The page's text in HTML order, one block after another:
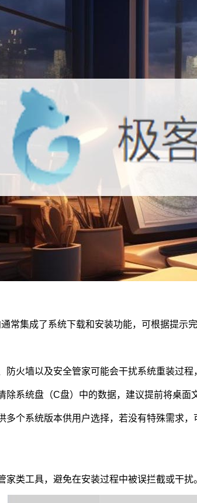
常集成了系统下载和安装功能，可根据提示完
火墙以及安全管家可能会干扰系统重装过
除系统盘（C盘）中的数据，建议提前将桌
多个系统版本供用户选择，若没有特殊需求
类工具，避免在安装过程中被误拦截或干扰